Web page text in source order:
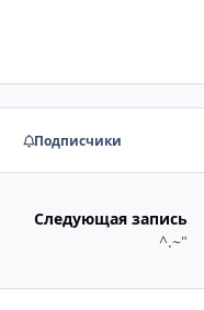
Подписчики
Следующая запись
^.~"